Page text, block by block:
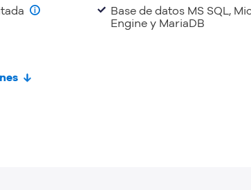
Base de datos MS SQL,
Engine y MariaDB